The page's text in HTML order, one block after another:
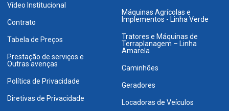
Vídeo Institucional
Contrato
Tabela de Preços
Prestação de serviços e
Outras avenças
Política de Privacidade
Diretivas de Privacidade
Máquinas Agrícolas e
Implementos - Linha Verde
Tratores e Máquinas de
Terraplanagem – Linha
Amarela
Caminhões
Geradores
Locadoras de Veículos